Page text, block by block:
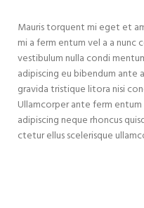
Mauris torquent mi eget et
mi a ferm entum vel a a nunc
vestibulum nulla condi
adipiscing eu bibendum ante
gravida tristique litora nisi
Ullamcorper ante ferm
adipiscing neque rhoncus
ctetur ellus scelerisque